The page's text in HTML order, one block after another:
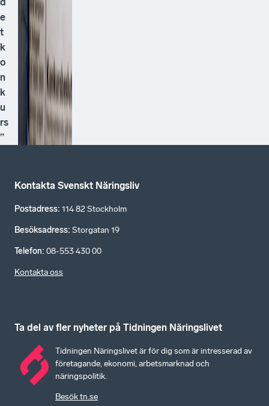
e
t
k
o
n
k
u
rs
”
Kontakta Svenskt Näringsliv
Postadress: 114 82 Stockholm
Besöksadress: Storgatan 19
Telefon: 08-553 430 00
Kontakta oss
Ta del av fler nyheter på Tidningen Näringslivet
Tidningen Näringslivet är för dig som är intresserad av
företagande, ekonomi, arbetsmarknad och
näringspolitik.
Besök tn.se